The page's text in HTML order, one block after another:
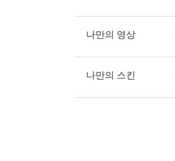
나만의 영상
나만의 스킨